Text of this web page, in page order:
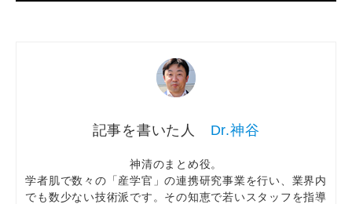
Dr.神谷
神清のまとめ役。
学者肌で数々の「産学官」の連携研究事業を行い、業界内
でも数少ない技術派です。その知恵で若いスタッフを指導